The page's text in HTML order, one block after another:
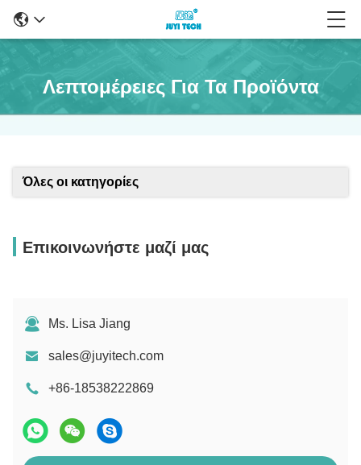
Λεπτομέρειες Για Τα Προϊόντα
Όλες οι κατηγορίες
Επικοινωνήστε μαζί μας
Ms. Lisa Jiang
sales@juyitech.com
+86-18538222869